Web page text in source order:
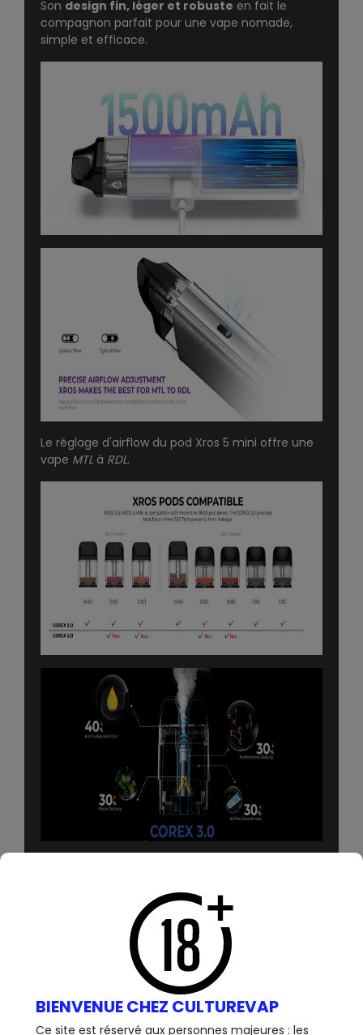
BIENVENUE CHEZ CULTUREVAP
Ce site est réservé aux personnes majeures : les
Son design fin, léger et robuste en fait le
compagnon parfait pour une vape nomade,
simple et efficace.
Le réglage d'airflow du pod Xros 5 mini offre une
vape MTL à RDL.